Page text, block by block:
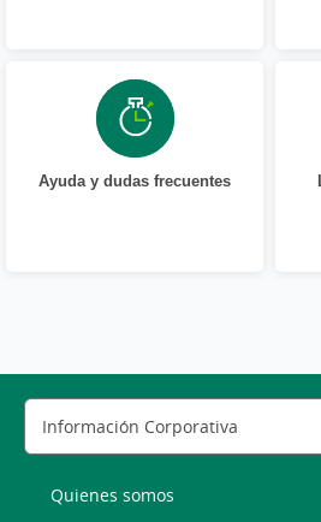
Ayuda y dudas frecuentes
Quienes somos